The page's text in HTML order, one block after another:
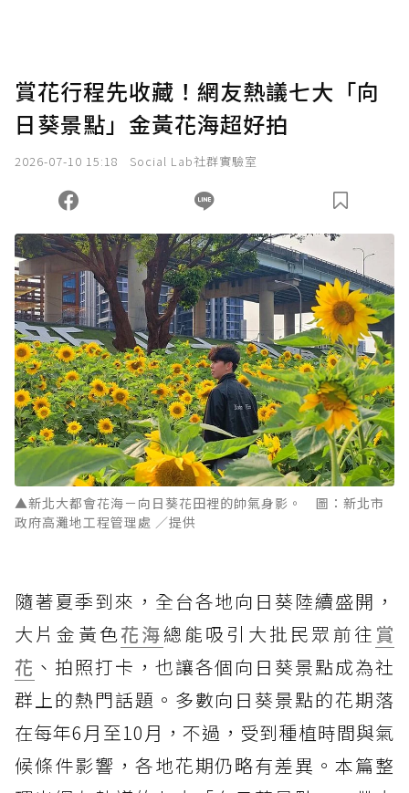
賞花行程先收藏！網友熱議七大「向
日葵景點」金黃花海超好拍
2026-07-10 15:18 Social Lab社群實驗室
▲新北大都會花海－向日葵花田裡的帥氣身影。 圖：新北市
政府高灘地工程管理處 ／提供
隨著夏季到來，全台各地向日葵陸續盛開，
大片金黃色花海總能吸引大批民眾前往 賞
花 、拍照打卡，也讓各個向日葵景點成為社
群上的熱門話題。多數向日葵景點的花期落
在每年6月至10月，不過，受到種植時間與氣
候條件影響，各地花期仍略有差異。本篇整